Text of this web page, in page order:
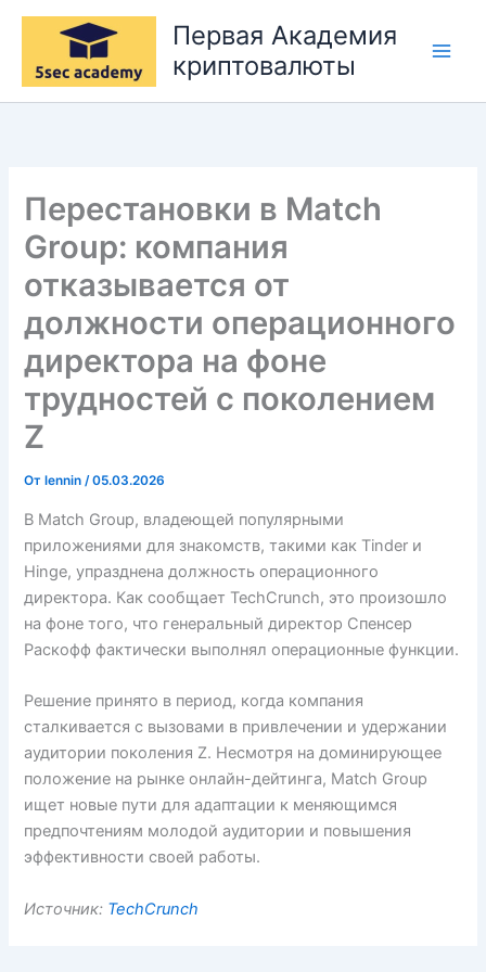
Перейти
содержимому
Первая Академия
криптовалюты
Перестановки в Match
Group: компания
отказывается от
должности операционного
директора на фоне
трудностей с поколением
Z
От lennin/05.03.2026
В Match Group, владеющей популярными
приложениями для знакомств, такими как Tinder и
Hinge, упразднена должность операционного
директора. Как сообщает TechCrunch, это произошло
на фоне того, что генеральный директор Спенсер
Раскофф фактически выполнял операционные функции.
Решение принято в период, когда компания
сталкивается с вызовами в привлечении и удержании
аудитории поколения Z. Несмотря на доминирующее
положение на рынке онлайн-дейтинга, Match Group
ищет новые пути для адаптации к меняющимся
предпочтениям молодой аудитории и повышения
эффективности своей работы.
Источник: TechCrunch